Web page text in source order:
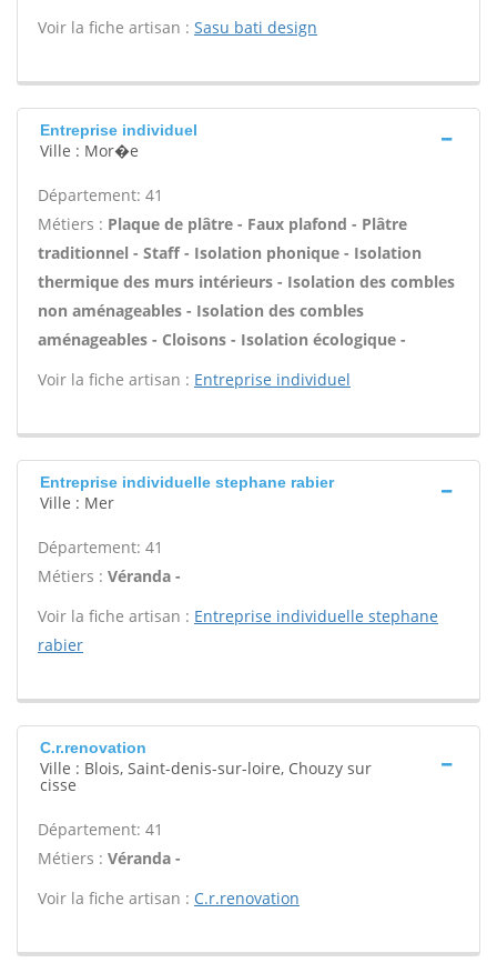
Voir la fiche artisan : Sasu bati design
Entreprise individuel
Ville : Mor�e
Département: 41
Métiers : Plaque de plâtre - Faux plafond - Plâtre
traditionnel - Staff - Isolation phonique - Isolation
thermique des murs intérieurs - Isolation des combles
non aménageables - Isolation des combles
aménageables - Cloisons - Isolation écologique -
Voir la fiche artisan : Entreprise individuel
Entreprise individuelle stephane rabier
Ville : Mer
Département: 41
Métiers : Véranda -
Voir la fiche artisan : Entreprise individuelle stephane
rabier
C.r.renovation
Ville : Blois, Saint-denis-sur-loire, Chouzy sur
cisse
Département: 41
Métiers : Véranda -
Voir la fiche artisan : C.r.renovation